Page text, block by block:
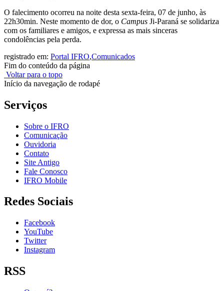
O falecimento ocorreu na noite desta sexta-feira, 07 de junho, às
22h30min. Neste momento de dor, o Campus Ji-Paraná se solidariza
com os familiares e amigos, e expressa as mais sinceras
condolências pela perda.
registrado em: Portal IFRO,Comunicados
Fim do conteúdo da página
Voltar para o topo
Início da navegação de rodapé
Serviços
Sobre o IFRO
Comunicação
Ouvidoria
Contato
Site Antigo
Fale Conosco
IFRO Mobile
Redes Sociais
Facebook
YouTube
Twitter
Instagram
RSS